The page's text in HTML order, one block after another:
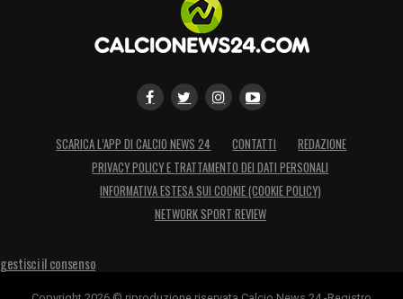
SCARICA L’APP DI CALCIO NEWS 24 CONTATTI
REDAZIONE
PRIVACY POLICY E TRATTAMENTO DEI DATI PERSONALI
INFORMATIVA ESTESA SUI COOKIE (COOKIE POLICY)
NETWORK SPORT REVIEW
gestisci il consenso